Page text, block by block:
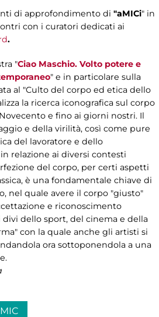
di approfondimento di "aMICi" in
con i curatori dedicati ai
.
"Ciao Maschio. Volto potere e
" e in particolare sulla
al "Culto del corpo ed etica dello
la ricerca iconografica sul corpo
e fino ai giorni nostri. Il
e della virilità, così come pure
del lavoratore e dello
relazione ai diversi contesti
del corpo, per certi aspetti
è una fondamentale chiave di
nel quale avere il corpo "giusto"
e riconoscimento
divi dello sport, del cinema e della
con la quale anche gli artisti si
ora sottoponendola a una